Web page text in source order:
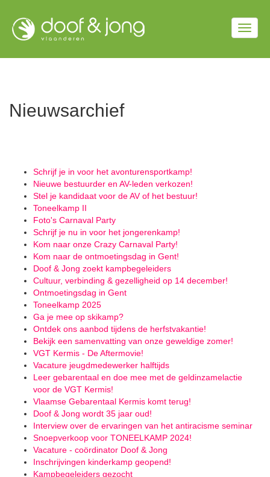
naar
Nieuwsarchief
Schrijf je in voor het avonturensportkamp!
Nieuwe bestuurder en AV-leden verkozen!
Stel je kandidaat voor de AV of het bestuur!
Toneelkamp II
Foto's Carnaval Party
Schrijf je nu in voor het jongerenkamp!
Kom naar onze Crazy Carnaval Party!
Kom naar de ontmoetingsdag in Gent!
Doof & Jong zoekt kampbegeleiders
Cultuur, verbinding & gezelligheid op 14 december!
Ontmoetingsdag in Gent
Toneelkamp 2025
Ga je mee op skikamp?
Ontdek ons aanbod tijdens de herfstvakantie!
Bekijk een samenvatting van onze geweldige zomer!
VGT Kermis - De Aftermovie!
Vacature jeugdmedewerker halftijds
Leer gebarentaal en doe mee met de geldinzamelactie
voor de VGT Kermis!
Vlaamse Gebarentaal Kermis komt terug!
Doof & Jong wordt 35 jaar oud!
Interview over de ervaringen van het antiracisme seminar
Snoepverkoop voor TONEELKAMP 2024!
Vacature - coördinator Doof & Jong
Inschrijvingen kinderkamp geopend!
Kampbegeleiders gezocht